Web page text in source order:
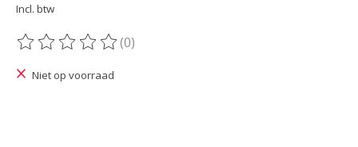
Incl. btw
De beoordeling van dit product is
(0)
Niet op voorraad